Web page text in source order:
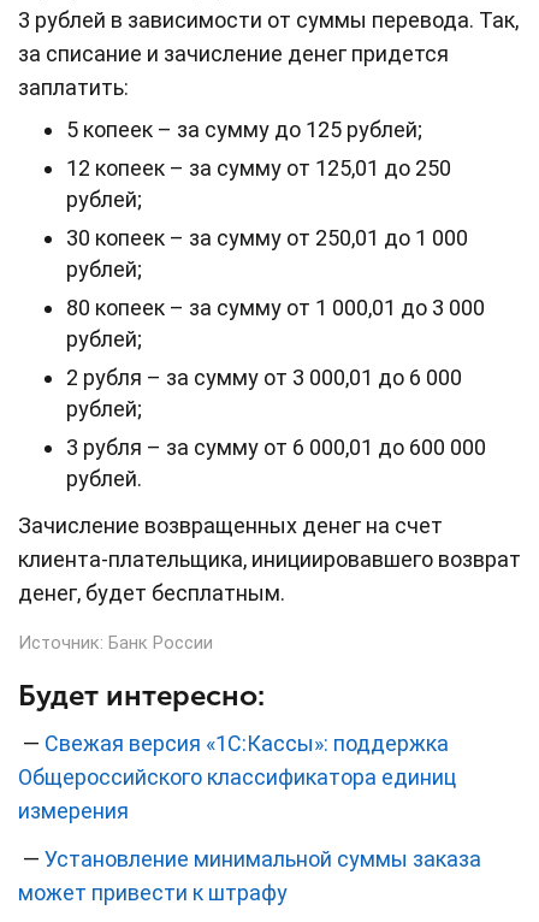
3 рублей в зависимости от суммы перевода. Так,
за списание и зачисление денег придется
заплатить:
5 копеек – за сумму до 125 рублей;
12 копеек – за сумму от 125,01 до 250
рублей;
30 копеек – за сумму от 250,01 до 1 000
рублей;
80 копеек – за сумму от 1 000,01 до 3 000
рублей;
2 рубля – за сумму от 3 000,01 до 6 000
рублей;
3 рубля – за сумму от 6 000,01 до 600 000
рублей.
Зачисление возвращенных денег на счет
клиента-плательщика, инициировавшего возврат
денег, будет бесплатным.
Источник: Банк России
Будет интересно:
— Свежая версия «1С:Кассы»: поддержка
Общероссийского классификатора единиц
измерения
— Установление минимальной суммы заказа
может привести к штрафу